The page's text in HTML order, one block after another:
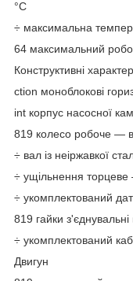
°C
÷ максимальна
64 максимальний
Конструктивні
ction моноблокові
int корпус насосної
819 колесо робоче —
÷ вал із неіржавкої
÷ ущільнення торцеве
÷ укомплектований
819 гайки з'єднувальні
÷ укомплектований
Двигун